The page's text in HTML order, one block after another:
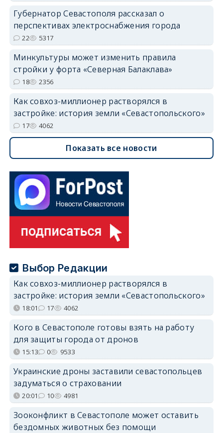
Губернатор Севастополя рассказал о
перспективах электроснабжения города
22 5317
Минкультуры может изменить правила
стройки у форта «Северная Балаклава»
18 2356
Как совхоз-миллионер растворялся в
застройке: история земли «Севастопольского»
17 4062
Показать все новости
Выбор Редакции
Как совхоз-миллионер растворялся в
застройке: история земли «Севастопольского»
18:01 17 4062
Кого в Севастополе готовы взять на работу
для защиты города от дронов
15:13 0 9533
Украинские дроны заставили севастопольцев
задуматься о страховании
20:01 10 4981
Зооконфликт в Севастополе может оставить
бездомных животных без помощи